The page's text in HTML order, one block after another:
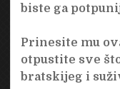
biste ga
Prinesite mu
otpustite sve
bratskijeg i